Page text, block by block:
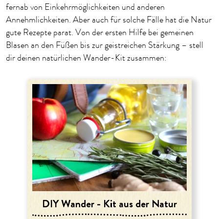
fernab von Einkehrmöglichkeiten und anderen
Annehmlichkeiten. Aber auch für solche Fälle hat die Natur
gute Rezepte parat. Von der ersten Hilfe bei gemeinen
Blasen an den Füßen bis zur geistreichen Stärkung – stell
dir deinen natürlichen Wander-Kit zusammen:
DIY Wander - Kit aus der Natur